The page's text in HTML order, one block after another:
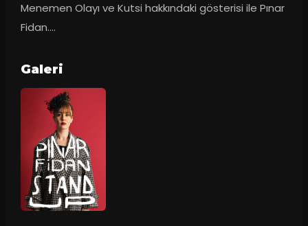
Menemen Olayı ve Kutsi hakkındaki gösterisi ile Pınar
Fidan….
Galeri